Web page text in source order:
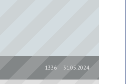
31.05.2024
1336